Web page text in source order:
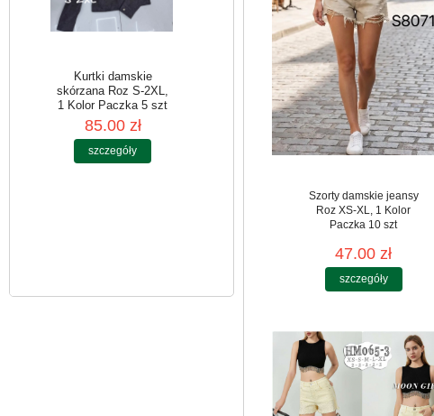
Kurtki damskie
skórzana Roz S-2XL,
Szorty damskie jeansy
Roz XS-XL, 1 Kolor
Paczka 10 szt
47.00 zł
szczegóły